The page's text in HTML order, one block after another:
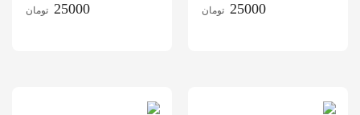
25000 تومان 25000 تومان